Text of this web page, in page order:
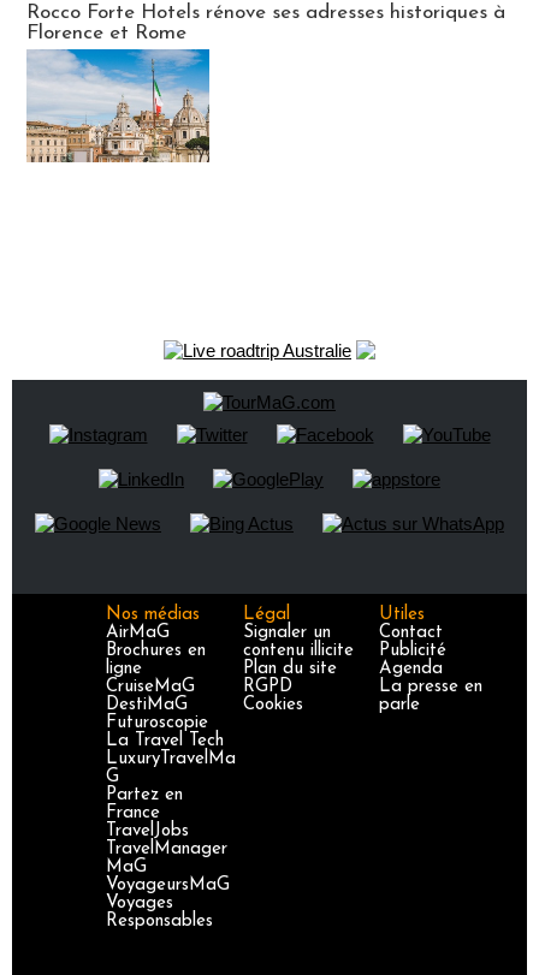
Rocco Forte Hotels rénove ses adresses historiques à
Florence et Rome
Nos médias
AirMaG
Brochures en
ligne
CruiseMaG
DestiMaG
Futuroscopie
La Travel Tech
LuxuryTravelMa
G
Partez en
France
TravelJobs
TravelManager
MaG
VoyageursMaG
Voyages
Responsables
Légal
Signaler un
contenu illicite
Plan du site
RGPD
Cookies
Utiles
Contact
Publicité
Agenda
La presse en
parle